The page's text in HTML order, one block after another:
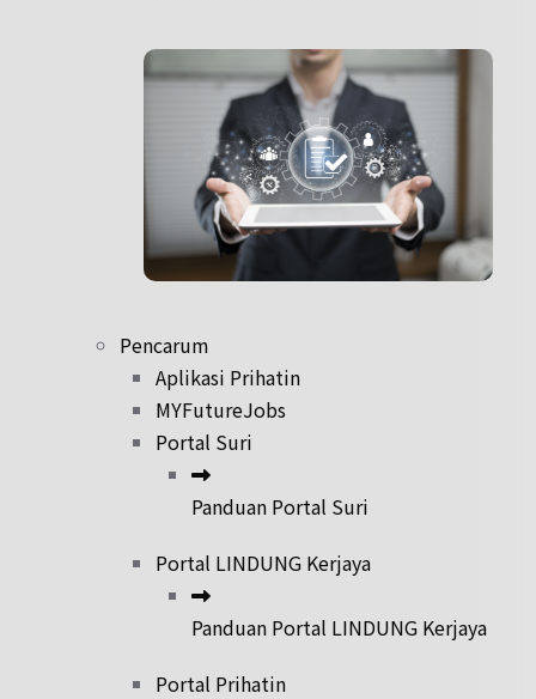
Pencarum
Aplikasi Prihatin
MYFutureJobs
Portal Suri
Panduan Portal Suri
Portal LINDUNG Kerjaya
Panduan Portal LINDUNG Kerjaya
Portal Prihatin